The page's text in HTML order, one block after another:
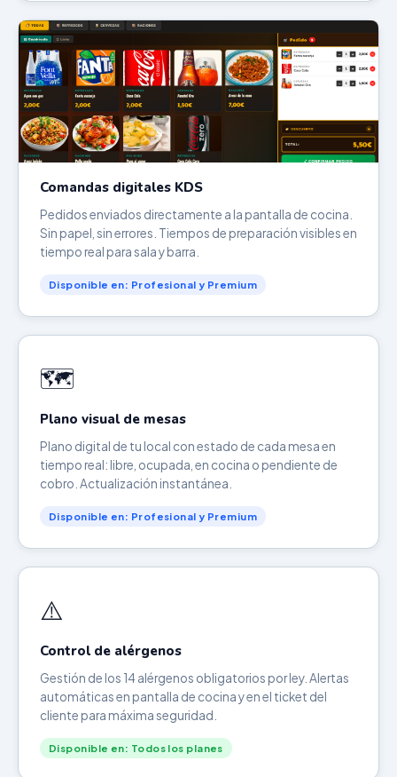
Comandas digitales KDS
Pedidos enviados directamente a la pantalla de cocina.
Sin papel, sin errores. Tiempos de preparación visibles en
tiempo real para sala y barra.
Disponible en: Profesional y Premium
🗺️
Plano visual de mesas
Plano digital de tu local con estado de cada mesa en
tiempo real: libre, ocupada, en cocina o pendiente de
cobro. Actualización instantánea.
Disponible en: Profesional y Premium
⚠️
Control de alérgenos
Gestión de los 14 alérgenos obligatorios por ley. Alertas
automáticas en pantalla de cocina y en el ticket del
cliente para máxima seguridad.
Disponible en: Todos los planes